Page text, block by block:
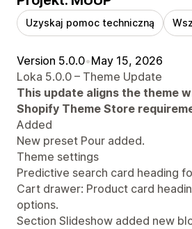
Uzyskaj pomoc techniczną
Version 5.0.0•May 15, 2026
Loka 5.0.0 – Theme Update
This update aligns the theme
Shopify Theme Store
Added
New preset Pour added.
Theme settings
Predictive search card heading
Cart drawer: Product card
options.
Section Slideshow added new